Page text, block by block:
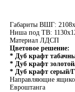
Габариты ВШГ:
Ниша под ТВ:
Материал ЛДСП
Цветовое решение:
* Дуб крафт
* Дуб крафт
* Дуб крафт серый/
Направляющие
Евроштанга